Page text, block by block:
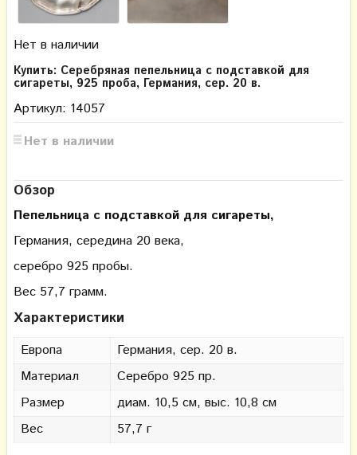
Нет в наличии
Купить: Серебряная пепельница с подставкой для
сигареты, 925 проба, Германия, сер. 20 в.
Артикул: 14057
Нет в наличии
Обзор
Пепельница с подставкой для сигареты,
Германия, середина 20 века,
серебро 925 пробы.
Вес 57,7 грамм.
Характеристики
Европа
Германия, сер. 20 в.
Материал
Серебро 925 пр.
Размер
диам. 10,5 см, выс. 10,8 см
Вес
57,7 г